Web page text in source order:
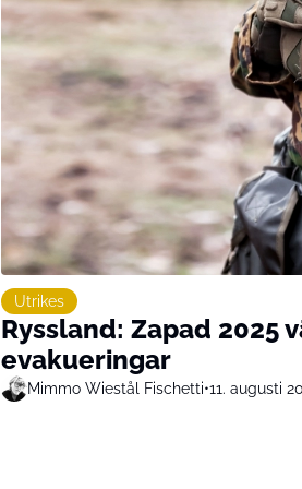
Utrikes
Ryssland: Zapad 2025
evakueringar
Mimmo Wiestål Fischetti•11. augusti